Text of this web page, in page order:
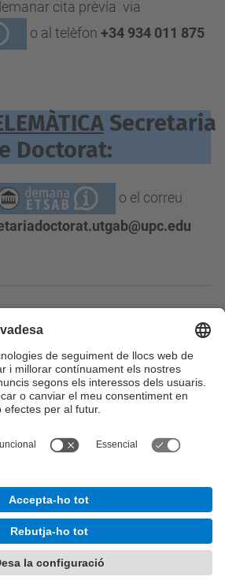
cita prèvia via
o al telèfon +34 934 011 875
Secretaria
Doctorat:
o el correu
ESTIVAL
romandrà tancada de l'1 al 31
d'agost de 2026